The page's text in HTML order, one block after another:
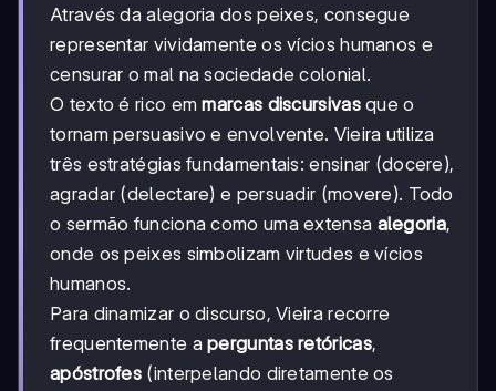
Através da alegoria dos peixes, consegue
representar vividamente os vícios humanos e
censurar o mal na sociedade colonial.
O texto é rico emmarcas discursivasque o
tornam persuasivo e envolvente. Vieira utiliza
três estratégias fundamentais: ensinar (docere),
agradar (delectare) e persuadir (movere). Todo
o sermão funciona como uma extensa alegoria,
onde os peixes simbolizam virtudes e vícios
humanos.
Para dinamizar o discurso, Vieira recorre
frequentemente aperguntas retóricas,
apóstrofes (interpelando diretamente os